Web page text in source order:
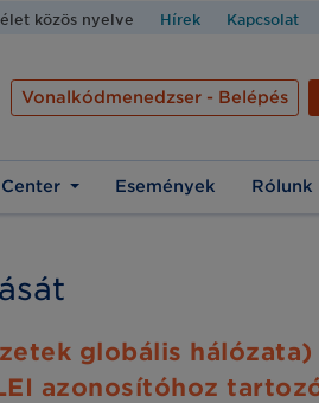
közös nyelve Hírek Kapcsolat
Vonalkódmenedzser - Belépés
Események Rólunk
globális
azonosítóhoz